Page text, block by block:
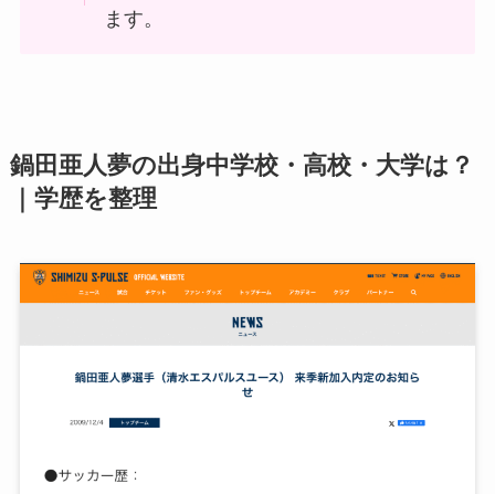
ます。
鍋田亜人夢の出身中学校・高校・大学は？
｜学歴を整理